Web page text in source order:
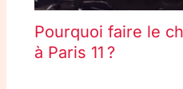
Pourquoi faire le
à Paris 11 ?